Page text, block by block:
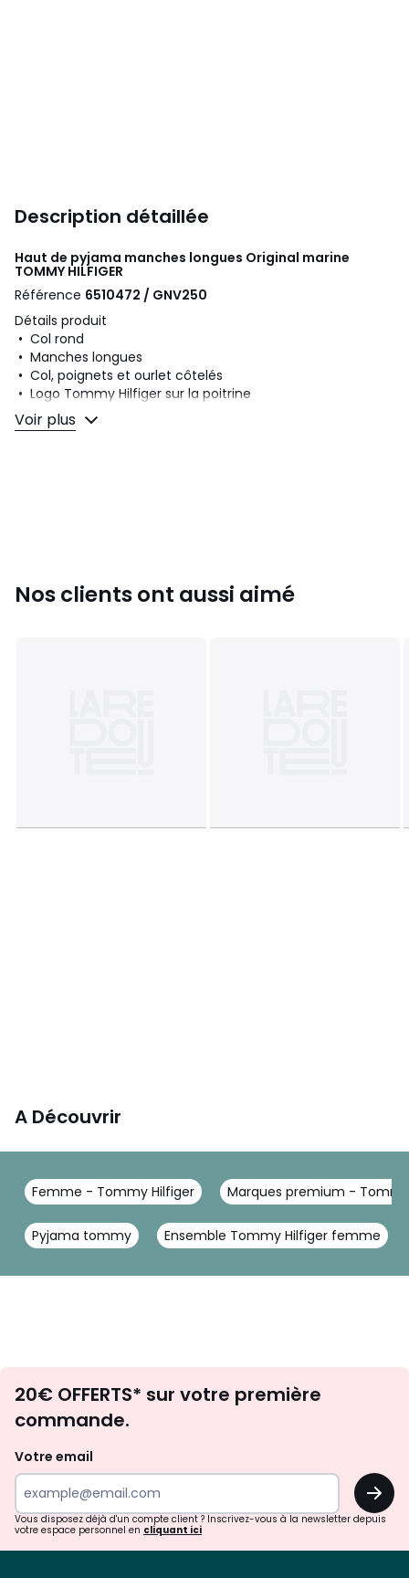
Description détaillée
Haut de pyjama manches longues Original marine
TOMMY HILFIGER
Référence 6510472 / GNV250
Détails produit
• Col rond
• Manches longues
• Col, poignets et ourlet côtelés
• Logo Tommy Hilfiger sur la poitrine
Composition et Entretien
Voir plus
Nos clients ont aussi aimé
A Découvrir
Femme - Tommy Hilfiger Marques premium -
Pyjama tommy Ensemble Tommy Hilfiger femme
d'inspirations
surprises?
20€ OFFERTS* sur votre première
commande.
Votre email
OK
Vous disposez déjà d'un compte client ? Inscrivez-vous à la newsletter depuis
votre espace personnel en cliquant ici